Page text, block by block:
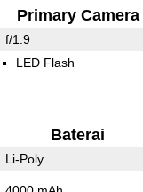
Primary Camera
f/1.9
LED Flash
Baterai
Li-Poly